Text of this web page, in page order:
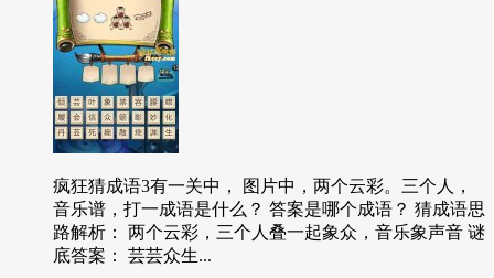
疯狂猜成语3有一关中， 图片中，两个云彩。三个人，
音乐谱，打一成语是什么？ 答案是哪个成语？ 猜成语思
路解析： 两个云彩，三个人叠一起象众，音乐象声音 谜
底答案： 芸芸众生...